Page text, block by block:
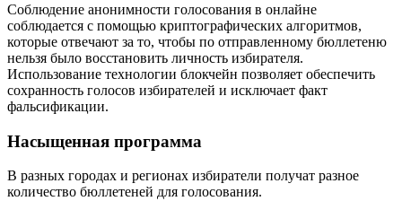
Соблюдение анонимности голосования в онлайне
соблюдается с помощью криптографических алгоритмов,
которые отвечают за то, чтобы по отправленному бюллетеню
нельзя было восстановить личность избирателя.
Использование технологии блокчейн позволяет обеспечить
сохранность голосов избирателей и исключает факт
фальсификации.
Насыщенная программа
В разных городах и регионах избиратели получат разное
количество бюллетеней для голосования.